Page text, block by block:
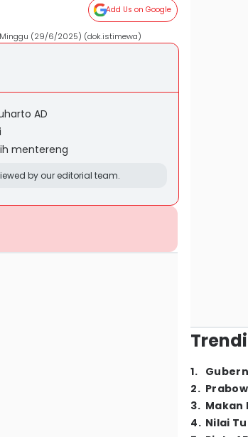
Add Us on Google
Minggu (29/6/2025) (dok.istimewa)
AD
mentereng
by our editorial team.
1.
2.
3. Makan
4. Nilai